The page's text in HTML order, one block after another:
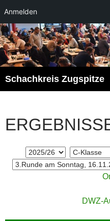
Anmelden
Zum
Inhalt
springen
Schachkreis Zugspitze
DWZ-